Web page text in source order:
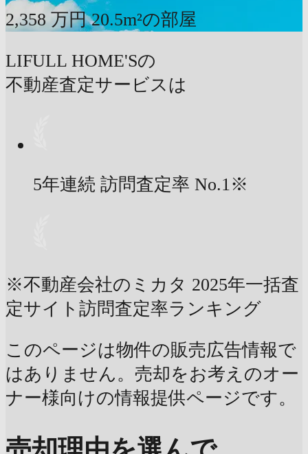
2,358 万円 20.5m²の部屋
LIFULL HOME'Sの
不動産査定サービスは
5年連続 訪問査定率 No.1※
※不動産会社のミカタ 2025年一括査
定サイト訪問査定率ランキング
このページは物件の販売広告情報で
はありません。売却をお考えのオー
ナー様向けの情報提供ページです。